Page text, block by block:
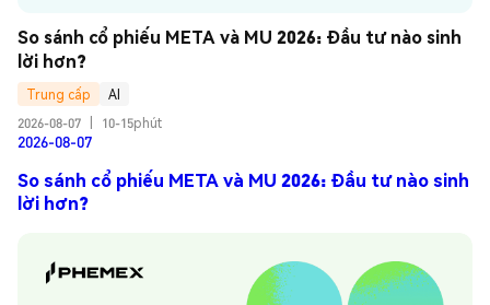
So sánh cổ phiếu META và MU 2026: Đầu tư nào sinh
lời hơn?
Trung cấp
AI
2026-08-07
10-15phút
2026-08-07
So sánh cổ phiếu META và MU 2026: Đầu tư nào sinh
lời hơn?